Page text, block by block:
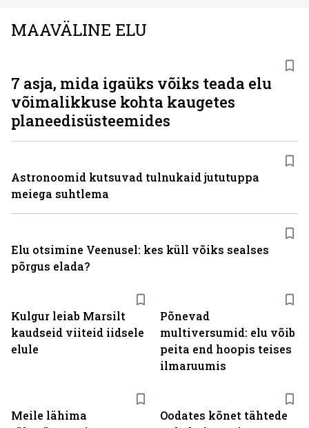
MAAVÄLINE ELU
Kulgur leiab Marsilt
kaudseid viiteid iidsele
elule
Põnevad
multiversumid: elu võib
peita end hoopis teises
ilmaruumis
Meile lähima
Oodates kõnet tähtede
7 asja, mida igaüks võiks teada elu
võimalikkuse kohta kaugetes
planeedisüsteemides
Astronoomid kutsuvad tulnukaid jututuppa
meiega suhtlema
Elu otsimine Veenusel: kes küll võiks sealses
põrgus elada?